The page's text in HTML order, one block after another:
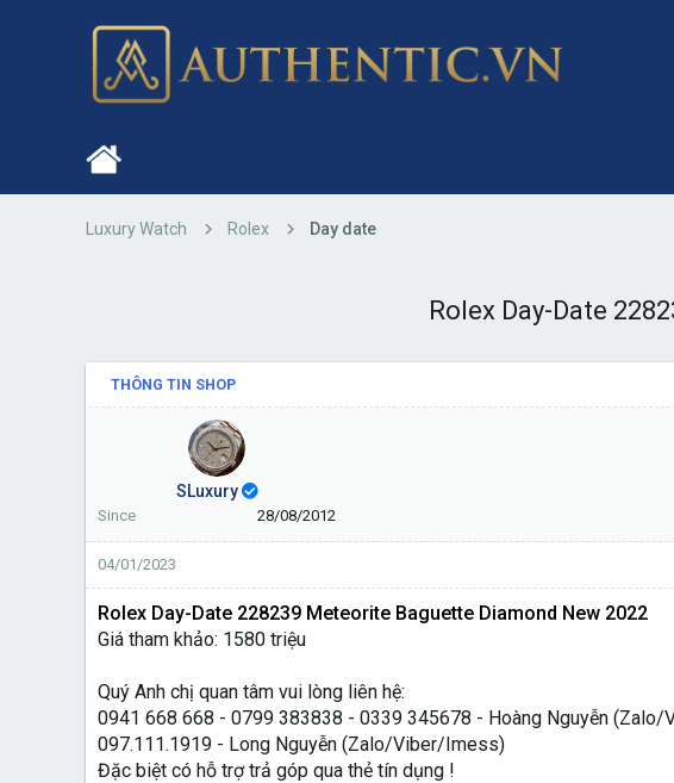
Luxury Watch Rolex Day date
Rolex Day-Date
THÔNG TIN SHOP
SLuxury
Since 28/08/2012
04/01/2023
Rolex Day-Date 228239 Meteorite Baguette Diamond New 2022
Giá tham khảo: 1580 triệu
Quý Anh chị quan tâm vui lòng liên hệ:
0941 668 668 - 0799 383838 - 0339 345678 - Hoàng Nguyễn
097.111.1919 - Long Nguyễn (Zalo/Viber/Imess)
Đặc biệt có hỗ trợ trả góp qua thẻ tín dụng !